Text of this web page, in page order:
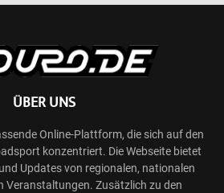
ÜBER UNS
Online-Plattform, die sich auf den
konzentriert. Die Webseite bietet
Updates von regionalen, nationalen
Veranstaltungen. Zusätzlich zu den